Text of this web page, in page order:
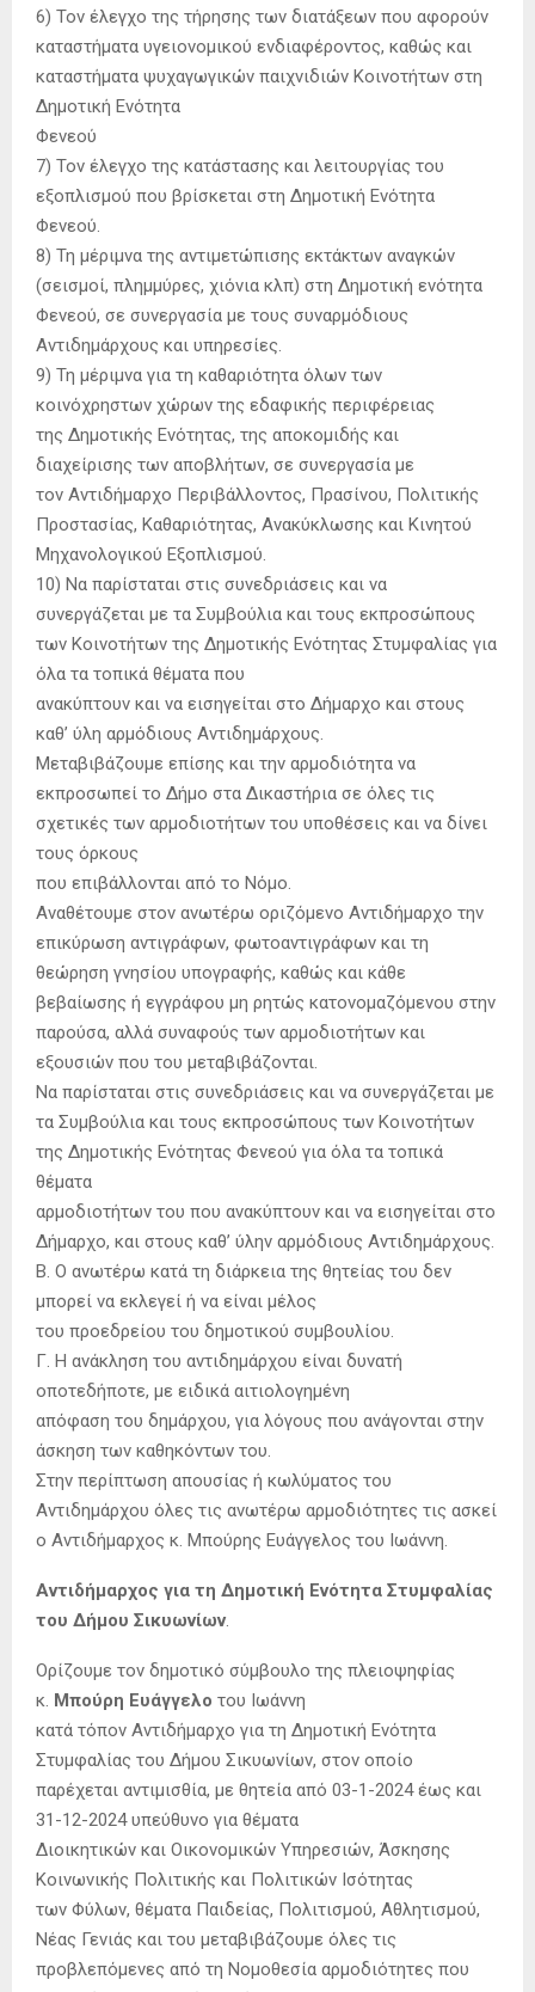
6) Τον έλεγχο της τήρησης των διατάξεων που αφορούν
καταστήματα υγειονομικού ενδιαφέροντος, καθώς και
καταστήματα ψυχαγωγικών παιχνιδιών Κοινοτήτων στη
Δημοτική Ενότητα
Φενεού
7) Τον έλεγχο της κατάστασης και λειτουργίας του
εξοπλισμού που βρίσκεται στη Δημοτική Ενότητα
Φενεού.
8) Τη μέριμνα της αντιμετώπισης εκτάκτων αναγκών
(σεισμοί, πλημμύρες, χιόνια κλπ) στη Δημοτική ενότητα
Φενεού, σε συνεργασία με τους συναρμόδιους
Αντιδημάρχους και υπηρεσίες.
9) Τη μέριμνα για τη καθαριότητα όλων των
κοινόχρηστων χώρων της εδαφικής περιφέρειας
της Δημοτικής Ενότητας, της αποκομιδής και
διαχείρισης των αποβλήτων, σε συνεργασία με
τον Αντιδήμαρχο Περιβάλλοντος, Πρασίνου, Πολιτικής
Προστασίας, Καθαριότητας, Ανακύκλωσης και Κινητού
Μηχανολογικού Εξοπλισμού.
10) Να παρίσταται στις συνεδριάσεις και να
συνεργάζεται με τα Συμβούλια και τους εκπροσώπους
των Κοινοτήτων της Δημοτικής Ενότητας Στυμφαλίας για
όλα τα τοπικά θέματα που
ανακύπτουν και να εισηγείται στο Δήμαρχο και στους
καθ’ ύλη αρμόδιους Αντιδημάρχους.
Μεταβιβάζουμε επίσης και την αρμοδιότητα να
εκπροσωπεί το Δήμο στα Δικαστήρια σε όλες τις
σχετικές των αρμοδιοτήτων του υποθέσεις και να δίνει
τους όρκους
που επιβάλλονται από το Νόμο.
Αναθέτουμε στον ανωτέρω οριζόμενο Αντιδήμαρχο την
επικύρωση αντιγράφων, φωτοαντιγράφων και τη
θεώρηση γνησίου υπογραφής, καθώς και κάθε
βεβαίωσης ή εγγράφου μη ρητώς κατονομαζόμενου στην
παρούσα, αλλά συναφούς των αρμοδιοτήτων και
εξουσιών που του μεταβιβάζονται.
Να παρίσταται στις συνεδριάσεις και να συνεργάζεται με
τα Συμβούλια και τους εκπροσώπους των Κοινοτήτων
της Δημοτικής Ενότητας Φενεού για όλα τα τοπικά
θέματα
αρμοδιοτήτων του που ανακύπτουν και να εισηγείται στο
Δήμαρχο, και στους καθ’ ύλην αρμόδιους Αντιδημάρχους.
Β. Ο ανωτέρω κατά τη διάρκεια της θητείας του δεν
μπορεί να εκλεγεί ή να είναι μέλος
του προεδρείου του δημοτικού συμβουλίου.
Γ. Η ανάκληση του αντιδημάρχου είναι δυνατή
οποτεδήποτε, με ειδικά αιτιολογημένη
απόφαση του δημάρχου, για λόγους που ανάγονται στην
άσκηση των καθηκόντων του.
Στην περίπτωση απουσίας ή κωλύματος του
Αντιδημάρχου όλες τις ανωτέρω αρμοδιότητες τις ασκεί
ο Αντιδήμαρχος κ. Μπούρης Ευάγγελος του Ιωάννη.
Αντιδήμαρχος για τη Δημοτική Ενότητα Στυμφαλίας
του Δήμου Σικυωνίων.
Ορίζουμε τον δημοτικό σύμβουλο της πλειοψηφίας
κ. Μπούρη Ευάγγελο του Ιωάννη
κατά τόπον Αντιδήμαρχο για τη Δημοτική Ενότητα
Στυμφαλίας του Δήμου Σικυωνίων, στον οποίο
παρέχεται αντιμισθία, με θητεία από 03-1-2024 έως και
31-12-2024 υπεύθυνο για θέματα
Διοικητικών και Οικονομικών Υπηρεσιών, Άσκησης
Κοινωνικής Πολιτικής και Πολιτικών Ισότητας
των Φύλων, θέματα Παιδείας, Πολιτισμού, Αθλητισμού,
Νέας Γενιάς και του μεταβιβάζουμε όλες τις
προβλεπόμενες από τη Νομοθεσία αρμοδιότητες που